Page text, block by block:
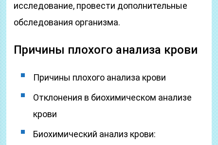
исследование, провести дополнительные
обследования организма.
Причины плохого анализа крови
Причины плохого анализа крови
Отклонения в биохимическом анализе
крови
Биохимический анализ крови: